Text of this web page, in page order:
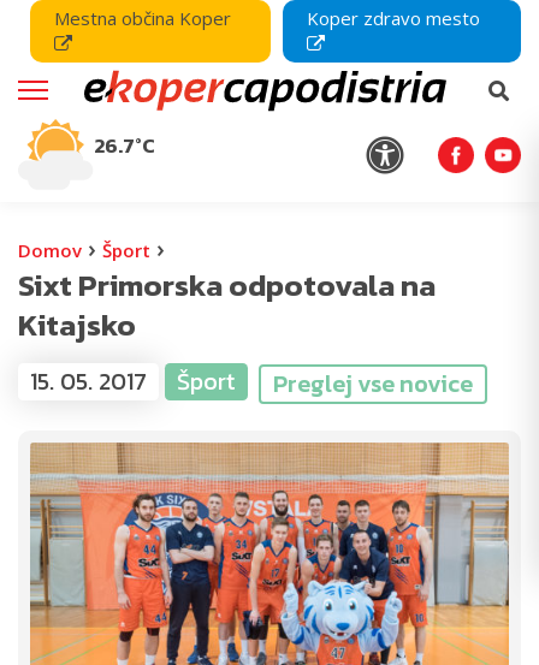
Mestna občina Koper Koper zdravo mesto
26.7°C
Domov › Šport ›
Sixt Primorska odpotovala na
Kitajsko
15. 05. 2017 Šport Preglej vse novice